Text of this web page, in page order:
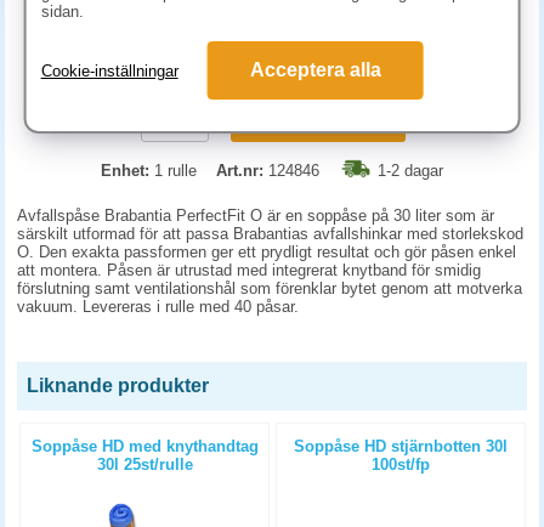
123.80 kr (inkl. moms)
Enhet: 1 rulle Art.nr: 124846 1-2 dagar
Avfallspåse Brabantia PerfectFit O är en soppåse på 30 liter som är
särskilt utformad för att passa Brabantias avfallshinkar med storlekskod
O. Den exakta passformen ger ett prydligt resultat och gör påsen enkel
att montera. Påsen är utrustad med integrerat knytband för smidig
förslutning samt ventilationshål som förenklar bytet genom att motverka
vakuum. Levereras i rulle med 40 påsar.
Liknande produkter
Soppåse HD med knythandtag
30l 25st/rulle
Soppåse HD stjärnbotten 30l
100st/fp
sidan.
Cookie-inställningar Acceptera alla